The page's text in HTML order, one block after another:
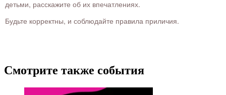
детьми, расскажите об их впечатлениях.
Будьте корректны, и соблюдайте правила приличия.
Смотрите также события